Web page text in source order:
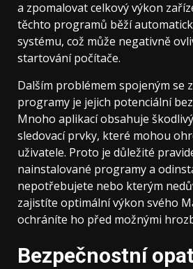
a zpomalovat celkový výkon
těchto programů běží
systému, což může negativně
startování počítače.
Dalším problémem spojeným se
programy je jejich potenciální
Mnoho aplikací obsahuje
sledovací prvky, které mohou
uživatele. Proto je důležité
nainstalované programy a
nepotřebujete nebo kterým
zajistíte optimální výkon svého
ochráníte ho před možnými
Bezpečnostní